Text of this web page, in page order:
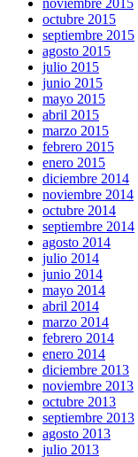
noviembre 2015
octubre 2015
septiembre 2015
agosto 2015
julio 2015
junio 2015
mayo 2015
abril 2015
marzo 2015
febrero 2015
enero 2015
diciembre 2014
noviembre 2014
octubre 2014
septiembre 2014
agosto 2014
julio 2014
junio 2014
mayo 2014
abril 2014
marzo 2014
febrero 2014
enero 2014
diciembre 2013
noviembre 2013
octubre 2013
septiembre 2013
agosto 2013
julio 2013